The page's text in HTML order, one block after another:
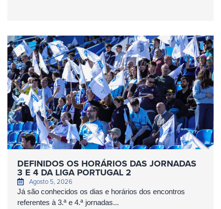
DEFINIDOS OS HORÁRIOS DAS JORNADAS
3 E 4 DA LIGA PORTUGAL 2
Agosto 5, 2026
Já são conhecidos os dias e horários dos encontros
referentes à 3.ª e 4.ª jornadas...